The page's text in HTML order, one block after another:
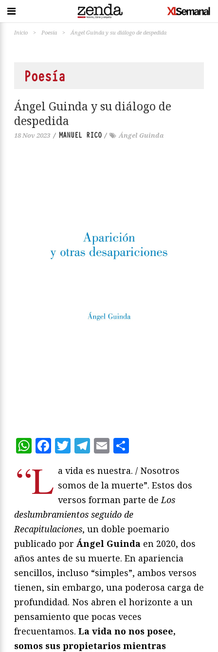
Inicio > Poesía > Ángel Guinda y su diálogo de despedida
Poesía
Ángel Guinda y su diálogo de
despedida
18 Nov 2023 / MANUEL RICO / Ángel Guinda
WhatsApp
Facebook
Twitter
Telegram
Email
“L a vida es nuestra. / Nosotros
somos de la muerte”. Estos dos
versos forman parte de Los
deslumbramientos seguido de
Recapitulaciones, un doble poemario
publicado por Ángel Guinda en 2020, dos
años antes de su muerte. En apariencia
sencillos, incluso “simples”, ambos versos
tienen, sin embargo, una poderosa carga de
profundidad. Nos abren el horizonte a un
pensamiento que pocas veces
frecuentamos. La vida no nos posee,
somos sus propietarios mientras